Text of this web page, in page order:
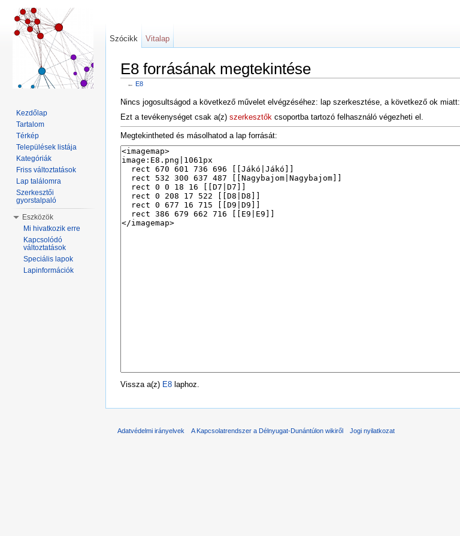
E8 forrásának megtekintése
← E8
Nincs jogosultságod a következő művelet elvégzéséhez: lap szerkesztése, a következő ok miatt:
Ezt a tevékenységet csak a(z) szerkesztők csoportba tartozó felhasználó végezheti el.
Megtekintheted és másolhatod a lap forrását:
Vissza a(z) E8 laphoz.
Szócikk Vitalap
Kezdőlap
Tartalom
Térkép
Települések listája
Kategóriák
Friss változtatások
Lap találomra
Szerkesztői
gyorstalpaló
Eszközök
Mi hivatkozik erre
Kapcsolódó
változtatások
Speciális lapok
Lapinformációk
Adatvédelmi irányelvek A Kapcsolatrendszer a Délnyugat-Dunántúlon wikiről Jogi nyilatkozat